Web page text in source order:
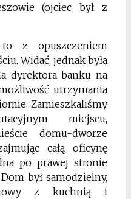
(ojciec był z
z opuszczeniem
Widać, jednak była
dyrektora banku na
utrzymania
Zamieszkaliśmy
miejscu,
domu-dworze
ca­łą oficynę
po prawej stronie
był samodzielny,
z kuchnią i